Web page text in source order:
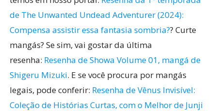
de The Unwanted Undead Adventurer (2024):
Compensa assistir essa fantasia sombria?? Curte
mangás? Se sim, vai gostar da última
resenha: Resenha de Showa Volume 01, mangá de
Shigeru Mizuki. E se você procura por mangás
legais, pode conferir: Resenha de Vênus Invisível:
Coleção de Histórias Curtas, com o Melhor de Junji